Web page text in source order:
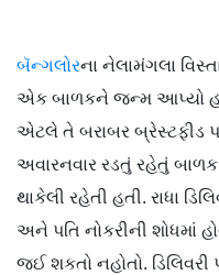
બૅન્ગલોરના નેલામંગલા
એક બાળકને જન્મ આપ્યો
એટલે તે બરાબર બ્રેસ્ટફીડ
અવારનવાર રડતું રહેતું બાળક
થાકેલી રહેતી હતી. રાધા
અને પતિ નોકરીની શોધમાં
જઈ શકતો નહોતો.